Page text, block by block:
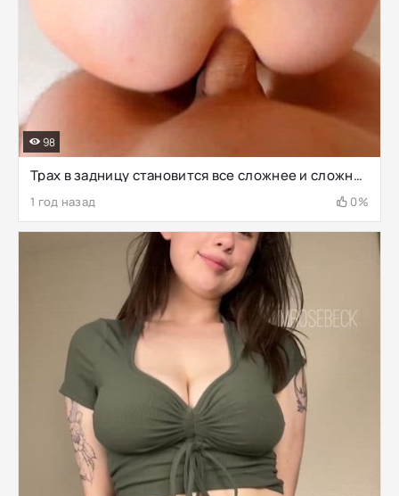
Трах в задницу становится все сложнее и сложнее
1 год назад 0%
98